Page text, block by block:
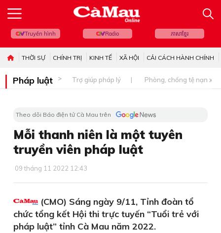
Truyền hình Radio ភាសាខ្មែរ
THỜI SỰ CHÍNH TRỊ KINH TẾ XÃ HỘI CẢI CÁCH HÀNH CHÍNH
Pháp luật Trợ giúp pháp lý Phòng, chống tệ nạn xã
Theo dõi Báo điện tử Cà Mau trên
Mỗi thanh niên là một tuyên
truyền viên pháp luật
09 tháng 11 2022 12:43
(CMO) Sáng ngày 9/11, Tỉnh đoàn tổ
chức tổng kết Hội thi trực tuyến “Tuổi trẻ với
pháp luật” tỉnh Cà Mau năm 2022.